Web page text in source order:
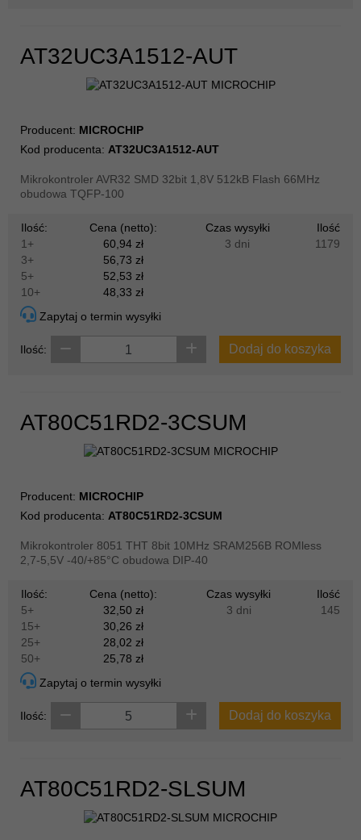
AT32UC3A1512-AUT
Producent: MICROCHIP
Kod producenta: AT32UC3A1512-AUT
Mikrokontroler AVR32 SMD 32bit 1,8V 512kB Flash 66MHz
obudowa TQFP-100
Ilość:
Cena (netto):
1+
60,94 zł
3+
56,73 zł
5+
52,53 zł
10+
48,33 zł
Czas wysyłki
Ilość
3 dni
1179
Zapytaj o termin wysyłki
Ilość: Dodaj do koszyka
AT80C51RD2-3CSUM
Producent: MICROCHIP
Kod producenta: AT80C51RD2-3CSUM
Mikrokontroler 8051 THT 8bit 10MHz SRAM256B ROMless
2,7-5,5V -40/+85°C obudowa DIP-40
Ilość:
Cena (netto):
5+
32,50 zł
15+
30,26 zł
25+
28,02 zł
50+
25,78 zł
Czas wysyłki
Ilość
3 dni
145
Zapytaj o termin wysyłki
Ilość: Dodaj do koszyka
AT80C51RD2-SLSUM